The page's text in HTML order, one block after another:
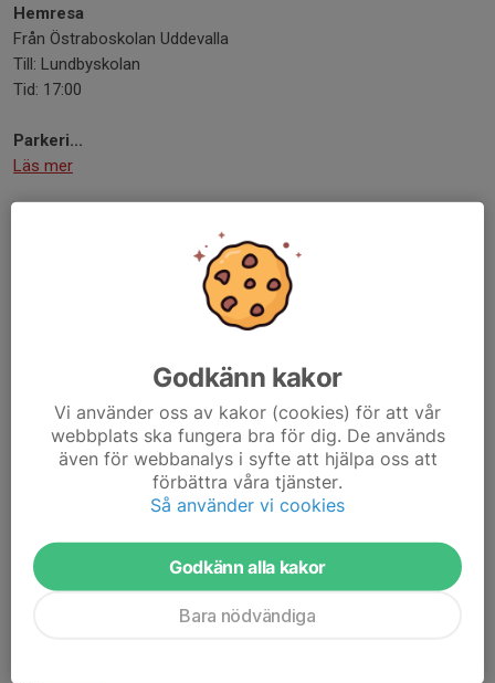
Hemresa
Från Östraboskolan Uddevalla
Till: Lundbyskolan
Tid: 17:00
Parkeri...
Läs mer
Ingen träning idag måndag 18/5
0 kommentarer
Idag är det ingen träning pga ledarmöte.
Bohus cup 1-3 maj - Lag och schema
25 apr, 11:19 1 kommentar
Godkänn kakor
Vi använder oss av kakor (cookies) för att vår
webbplats ska fungera bra för dig. De används
även för webbanalys i syfte att hjälpa oss att
förbättra våra tjänster.
Så använder vi cookies
Godkänn alla kakor
Bara nödvändiga